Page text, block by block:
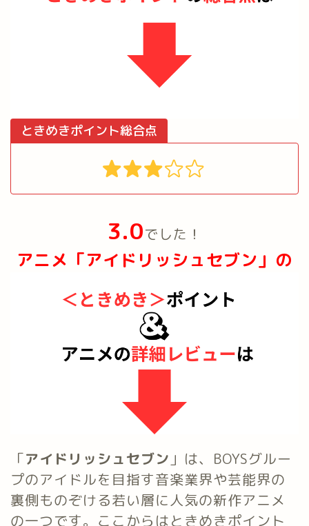
ときめきポイント総合点
3.0でした！
アニメ「アイドリッシュセブン」の
「アイドリッシュセブン 」は、BOYSグルー
プのアイドルを目指す音楽業界や芸能界の
裏側ものぞける若い層に人気の新作アニメ
の一つです。ここからはときめきポイント